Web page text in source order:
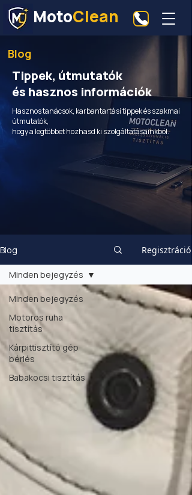
MotoClean
Blog
Tippek, útmutatók
és hasznos információk
Hasznos tanácsok, karbantartási tippek és szakmai
útmutatók,
hogy a legtöbbet hozhasd ki szolgáltatásainkból.
Blog Regisztráció
Minden bejegyzés
Motoros ruha
tisztítás
Kárpittisztító gép
bérlés
Babakocsi tisztítás
Minden bejegyzés